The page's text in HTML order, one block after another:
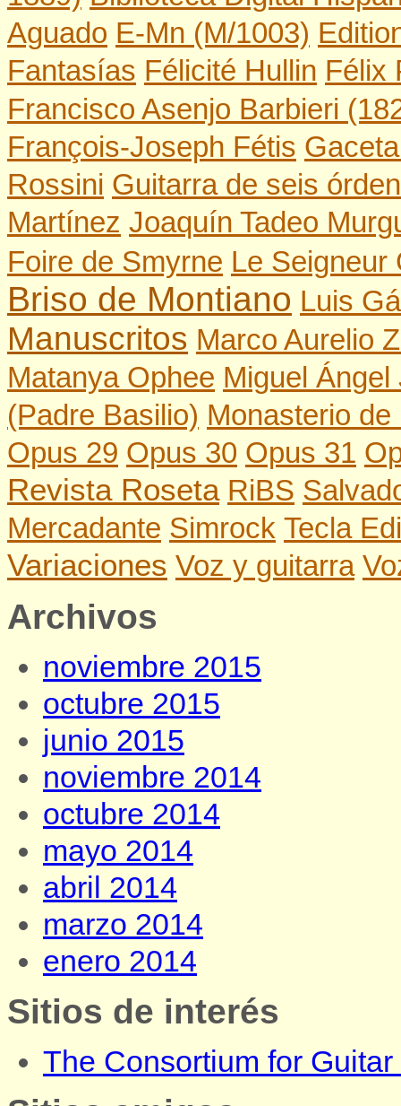
Aguado E-Mn (M/1003)
Fantasías Félicité Hullin Félix
Francisco Asenjo Barbieri
François-Joseph Fétis
Rossini Guitarra de seis
Martínez Joaquín Tadeo
Foire de Smyrne Le Seigneur
Briso de Montiano Luis
Manuscritos Marco Aurelio
Matanya Ophee Miguel
(Padre Basilio) Monasterio
Opus 29 Opus 30 Opus 31
Revista Roseta RiBS
Mercadante Simrock Tecla
Variaciones Voz y guitarra
Archivos
noviembre 2015
octubre 2015
junio 2015
noviembre 2014
octubre 2014
mayo 2014
abril 2014
marzo 2014
enero 2014
Sitios de interés
The Consortium for